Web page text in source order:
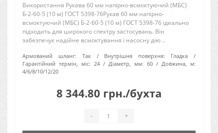
Використання Рукава 60 мм напірно-всмоктуючий (МБС)
Б-2-60-5 (10 м) ГОСТ 5398-76Рукав 60 мм напірно-
всмоктуючий (МБС) Б-2-60-5 (10 м) ГОСТ 5398-76 ідеально
підходить для широкого спектру застосувань. Він
забезпечує надійне всмоктування і насосну дію ..
Армований шланг: Так Внутрішня поверхня:
Гладка
Гарантійний термін, міс: 24 Діаметр, мм: 60
Довжина, м:
4/6/8/10/12/20
8 344.80 грн./бухта
- +